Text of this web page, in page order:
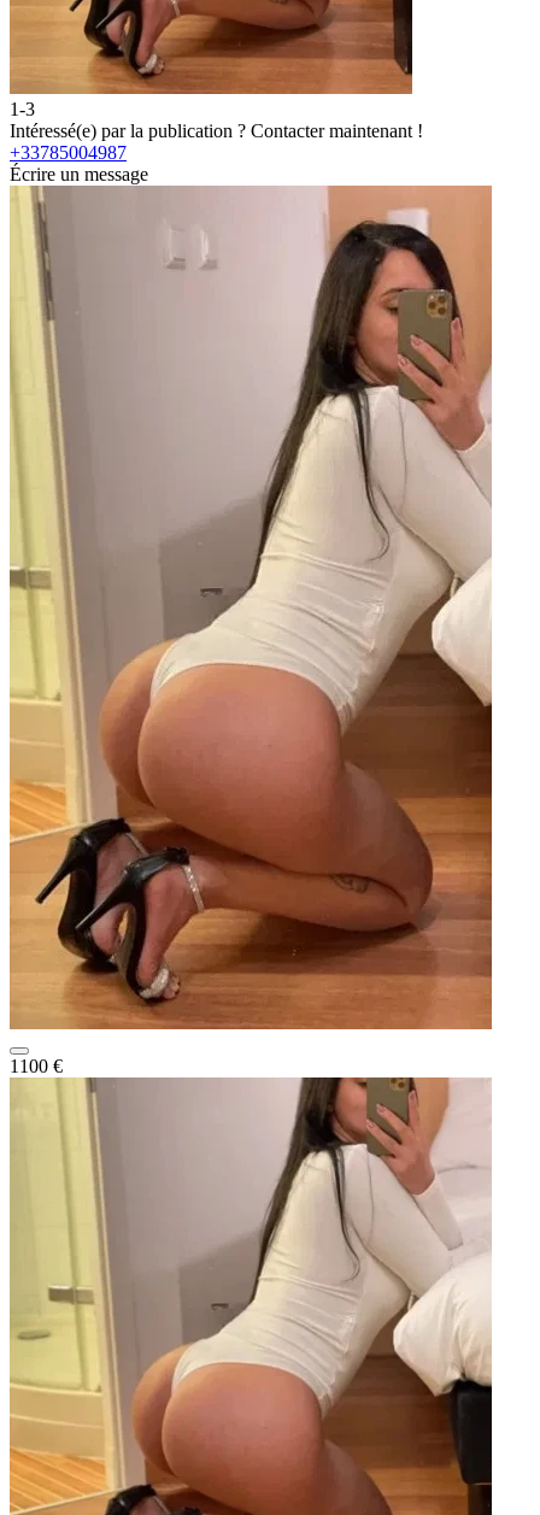
1-3
Intéressé(e) par la publication ? Contacter maintenant !
+33785004987
Écrire un message
1100 €